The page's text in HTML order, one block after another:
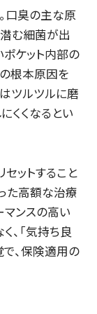
口臭の主な原
潜む細菌が出
ポケット内部の
根本原因を
ツルツルに磨
くくなるとい
ットすること
た高額な治療
マンスの高い
、「気持ち良
で、保険適用の